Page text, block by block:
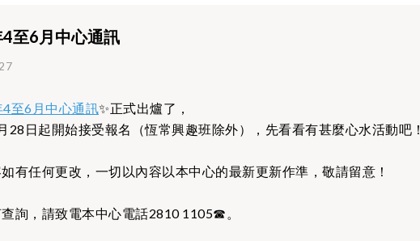
至6月中心通訊
4至6月中心通訊✨正式出爐了，
28日起開始接受報名（恆常興趣班除外），先看看有甚麼心水活動吧！
有任何更改，一切以內容以本中心的最新更新作準，敬請留意！
詢，請致電本中心電話2810 1105☎。